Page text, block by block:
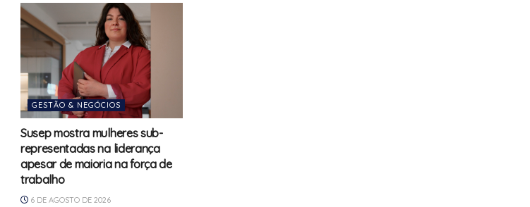
GESTÃO & NEGÓCIOS
Susep mostra mulheres sub-
representadas na liderança
apesar de maioria na força de
trabalho
6 DE AGOSTO DE 2026